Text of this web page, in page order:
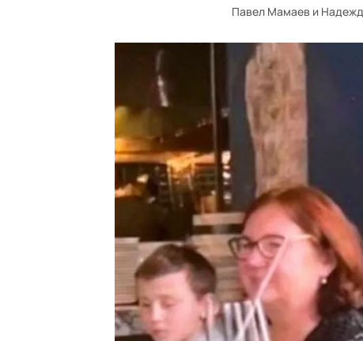
Павел Мамаев и